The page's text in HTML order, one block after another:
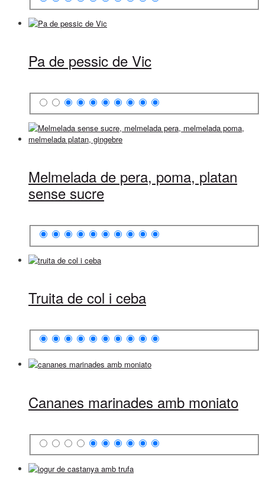
Pa de pessic de Vic
Melmelada de pera, poma, platan
sense sucre
Truita de col i ceba
Cananes marinades amb moniato